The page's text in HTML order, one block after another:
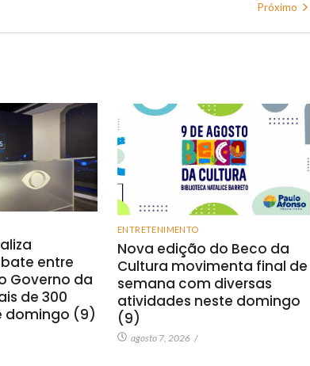
Próximo
entre
Governo da
de 300
domingo (9)
ENTRETENIMENTO
Nova edição do Beco da
Cultura movimenta final de
semana com diversas
atividades neste domingo
(9)
agosto 7, 2026 /